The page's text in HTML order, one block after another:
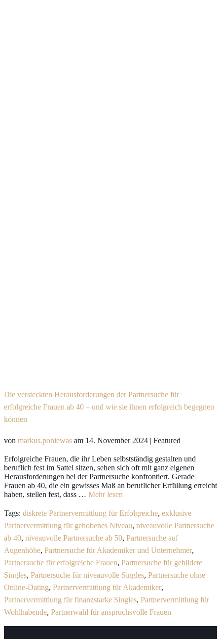
Die versteckten Herausforderungen der Partnersuche für
erfolgreiche Frauen ab 40 – und wie sie ihnen erfolgreich begegnen
können
von markus.poniewas am 14. November 2024 | Featured
Erfolgreiche Frauen, die ihr Leben selbstständig gestalten und
beruflich fest im Sattel sitzen, sehen sich oft mit ganz eigenen
Herausforderungen bei der Partnersuche konfrontiert. Gerade
Frauen ab 40, die ein gewisses Maß an beruflicher Erfüllung erreicht
haben, stellen fest, dass … Mehr lesen
Tags: diskrete Partnervermittlung für Erfolgreiche, exklusive
Partnervermittlung für gehobenes Niveau, niveauvolle Partnersuche
ab 40, niveauvolle Partnersuche ab 50, Partnersuche auf
Augenhöhe, Partnersuche für Akademiker und Unternehmer,
Partnersuche für erfolgreiche Frauen, Partnersuche für gebildete
Singles, Partnersuche für niveauvolle Singles, Partnersuche ohne
Online-Dating, Partnervermittlung für Akademiker,
Partnervermittlung für finanzstarke Singles, Partnervermittlung für
Wohlhabende, Partnerwahl für anspruchsvolle Frauen